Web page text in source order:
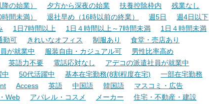
の始業） 夕方から深夜の始業 扶養控除枠内
残業なし
間未満） 退社早め（16時以前の終業） 週5日
週4日以下
1日7時間以上 1日４時間以上～7時間未満
1日４時間未満
勤可 きれいなオフィス 制服あり
食堂・売店あり
が就業中 服装自由・カジュアル可
男性比率高め
英語力不要 電話応対なし
アデコの派遣社員が就業中
中 50代活躍中 基本在宅勤務(8割程度在宅)
一部在宅勤務
Access 英語 中国語 韓国語
マスコミ・広告
Web アパレル・コスメ メーカー
住宅・不動産・建設